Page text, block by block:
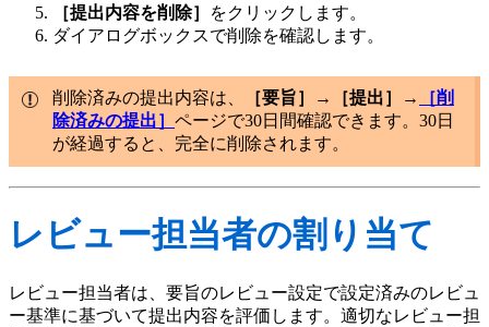
［提出内容を削除］
をクリックします。
ダイアログボックスで削除を確認します。
削除済みの提出内容は、 ［要旨］→［提出］→
［削
除済みの提出］ ページで30日間確認できます。30日
が経過すると、完全に削除されます。
レビュー担当者の割り当て
レビュー担当者は、要旨のレビュー設定で設定済みのレビュ
ー基準に基づいて提出内容を評価します。適切なレビュー担